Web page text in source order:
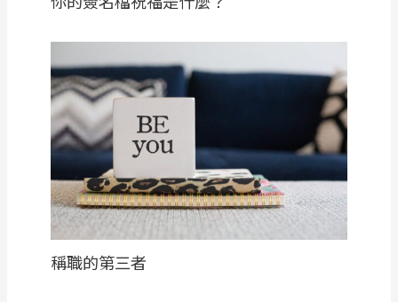
稱職的第三者